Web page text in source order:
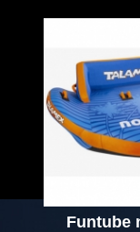
Funtube